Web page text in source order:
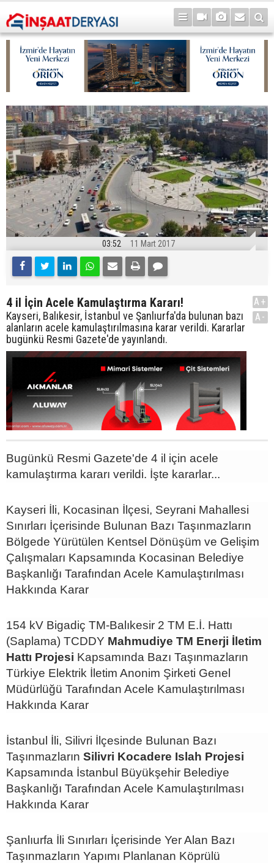
03:52 11 Mart 2017
4 il İçin Acele Kamulaştırma Kararı!
Kayseri, Balıkesir, İstanbul ve Şanlıurfa'da bulunan bazı
alanların acele kamulaştırılmasına karar verildi. Kararlar
bugünkü Resmi Gazete'de yayınlandı.
A+
A-
Bugünkü Resmi Gazete'de 4 il için acele
kamulaştırma kararı verildi. İşte kararlar...
Kayseri İli, Kocasinan İlçesi, Seyrani Mahallesi
Sınırları İçerisinde Bulunan Bazı Taşınmazların
Bölgede Yürütülen Kentsel Dönüşüm ve Gelişim
Çalışmaları Kapsamında Kocasinan Belediye
Başkanlığı Tarafından Acele Kamulaştırılması
Hakkında Karar
154 kV Bigadiç TM-Balıkesir 2 TM E.İ. Hattı
(Saplama) TCDDY Mahmudiye TM Enerji İletim
Hattı Projesi Kapsamında Bazı Taşınmazların
Türkiye Elektrik İletim Anonim Şirketi Genel
Müdürlüğü Tarafından Acele Kamulaştırılması
Hakkında Karar
İstanbul İli, Silivri İlçesinde Bulunan Bazı
Taşınmazların Silivri Kocadere Islah Projesi
Kapsamında İstanbul Büyükşehir Belediye
Başkanlığı Tarafından Acele Kamulaştırılması
Hakkında Karar
Şanlıurfa İli Sınırları İçerisinde Yer Alan Bazı
Taşınmazların Yapımı Planlanan Köprülü